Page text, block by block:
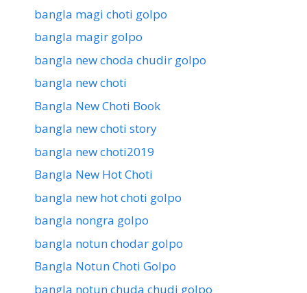
bangla magi choti golpo
bangla magir golpo
bangla new choda chudir golpo
bangla new choti
Bangla New Choti Book
bangla new choti story
bangla new choti2019
Bangla New Hot Choti
bangla new hot choti golpo
bangla nongra golpo
bangla notun chodar golpo
Bangla Notun Choti Golpo
bangla notun chuda chudi golpo